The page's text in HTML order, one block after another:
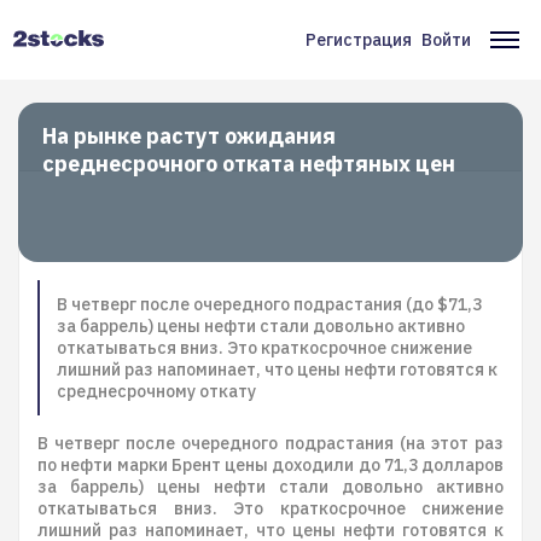
Меню
учётной
записи
пользователя
Регистрация Войти
На рынке растут ожидания
среднесрочного отката нефтяных цен
В четверг после очередного подрастания (до $71,3
за баррель) цены нефти стали довольно активно
откатываться вниз. Это краткосрочное снижение
лишний раз напоминает, что цены нефти готовятся к
среднесрочному откату
В четверг после очередного подрастания (на этот раз
по нефти марки Брент цены доходили до 71,3 долларов
за баррель) цены нефти стали довольно активно
откатываться вниз. Это краткосрочное снижение
лишний раз напоминает, что цены нефти готовятся к